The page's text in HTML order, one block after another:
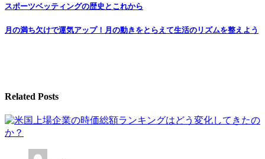
Post
navigation
スポーツベッティングの歴史とこれから
月の満ち欠けで運気アップ！月の動きをとらえて生活のリズムを整えよう
Related Posts